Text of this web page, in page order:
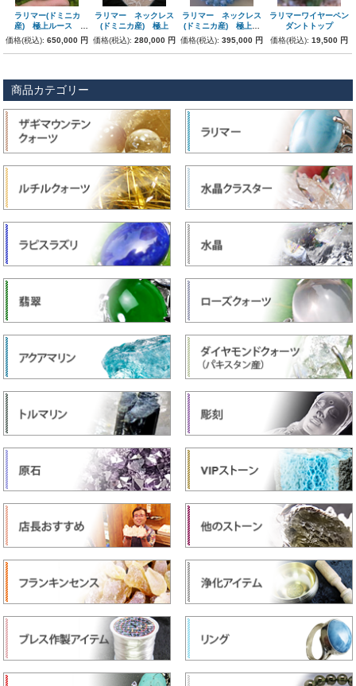
ラリマー(ドミニカ
産) 極上ルース
241.2ct 博物館級
超プレミアム
価格(税込):650,000 円
ラリマー ネックレス
(ドミニカ産) 極上
価格(税込):280,000 円
ラリマー ネックレス
(ドミニカ産) 極上
218
価格(税込): 395,000 円
ラリマーワイヤーペン
ダントトップ
価格(税込): 19,500 円
商品カテゴリー